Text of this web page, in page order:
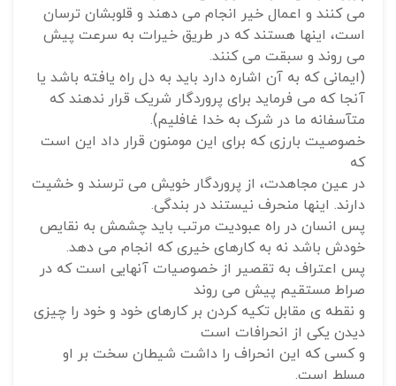
می کنند و اعمال خیر انجام می دهند و قلوبشان ترسان
است، اینها هستند که در طریق خیرات به سرعت پیش
می روند و سبقت می کنند.
(ایمانی که به آن اشاره دارد باید به دل راه یافته باشد یا
آنجا که می فرماید برای پروردگار شریک قرار ندهند که
متآسفانه ما در شرک به خدا غافلیم).
خصوصیت بارزی که برای این مومنون قرار داد این است
که
در عین مجاهدت، از پروردگار خویش می ترسند و خشیت
دارند. اینها منحرف نیستند در بندگی.
پس انسان در راه عبودیت مرتب باید چشمش به نقایص
خودش باشد نه به کارهای خیری که انجام می دهد.
پس اعتراف به تقصیر از خصوصیات آنهایی است که در
صراط مستقیم پیش می روند
و نقطه ی مقابل تکیه کردن بر کارهای خود و خود را چیزی
دیدن یکی از انحرافات است
و کسی که این انحراف را داشت شیطان سخت بر او
مسلط است.